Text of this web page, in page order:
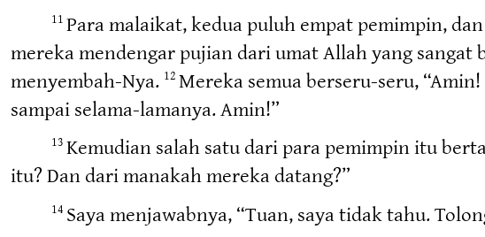
11 Para malaikat, kedua puluh empat pemimpin,
mereka mendengar pujian dari umat Allah yang
menyembah-Nya. 12 Mereka semua berseru-seru,
sampai selama-lamanya. Amin!”
13 Kemudian salah satu dari para pemimpin itu
itu? Dan dari manakah mereka datang?”
14 Saya menjawabnya, “Tuan, saya tidak tahu.